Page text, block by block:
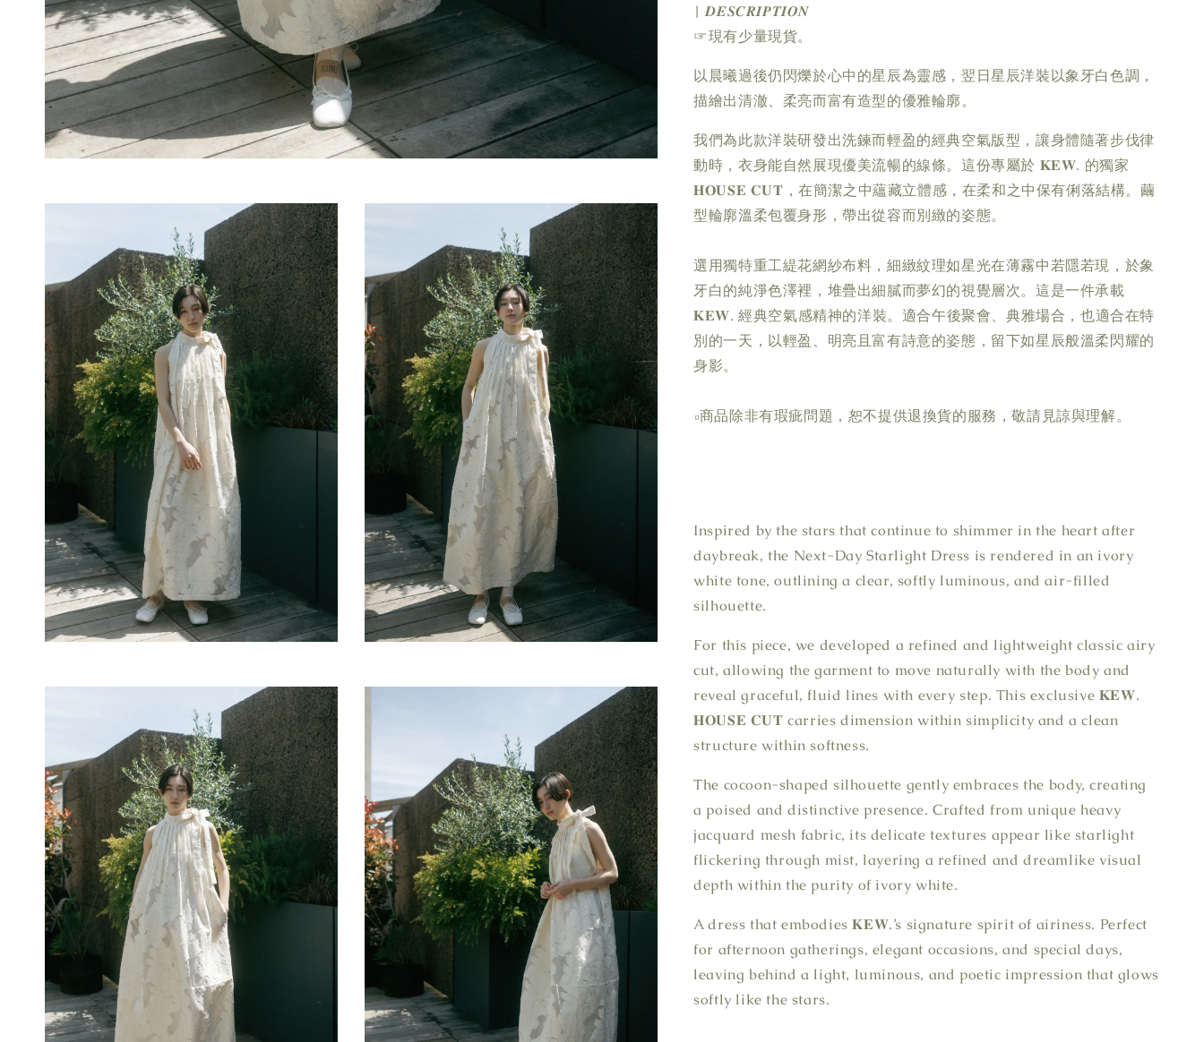
| 𝑫𝑬𝑺𝑪𝑹𝑰𝑷𝑻𝑰𝑶𝑵
☞現有少量現貨。
以晨曦過後仍閃爍於心中的星辰為靈感，翌日星辰洋裝以象牙白色調，
描繪出清澈、柔亮而富有造型的優雅輪廓。
我們為此款洋裝研發出洗鍊而輕盈的經典空氣版型，讓身體隨著步伐律
動時，衣身能自然展現優美流暢的線條。這份專屬於 𝐊𝐄𝐖. 的獨家
𝐇𝐎𝐔𝐒𝐄 𝐂𝐔𝐓，在簡潔之中蘊藏立體感，在柔和之中保有俐落結構。繭
型輪廓溫柔包覆身形，帶出從容而別緻的姿態。
選用獨特重工緹花網紗布料，細緻紋理如星光在薄霧中若隱若現，於象
牙白的純淨色澤裡，堆疊出細膩而夢幻的視覺層次。這是一件承載
𝐊𝐄𝐖. 經典空氣感精神的洋裝。適合午後聚會、典雅場合，也適合在特
別的一天，以輕盈、明亮且富有詩意的姿態，留下如星辰般溫柔閃耀的
身影。
▫商品除非有瑕疵問題，恕不提供退換貨的服務，敬請見諒與理解。
Inspired by the stars that continue to shimmer in the heart after
daybreak, the Next-Day Starlight Dress is rendered in an ivory
white tone, outlining a clear, softly luminous, and air-filled
silhouette.
For this piece, we developed a refined and lightweight classic airy
cut, allowing the garment to move naturally with the body and
reveal graceful, fluid lines with every step. This exclusive 𝐊𝐄𝐖.
𝐇𝐎𝐔𝐒𝐄 𝐂𝐔𝐓 carries dimension within simplicity and a clean
structure within softness.
The cocoon-shaped silhouette gently embraces the body, creating
a poised and distinctive presence. Crafted from unique heavy
jacquard mesh fabric, its delicate textures appear like starlight
flickering through mist, layering a refined and dreamlike visual
depth within the purity of ivory white.
A dress that embodies 𝐊𝐄𝐖.’s signature spirit of airiness. Perfect
for afternoon gatherings, elegant occasions, and special days,
leaving behind a light, luminous, and poetic impression that glows
softly like the stars.